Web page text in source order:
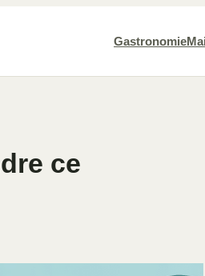
Gastronomie
ce